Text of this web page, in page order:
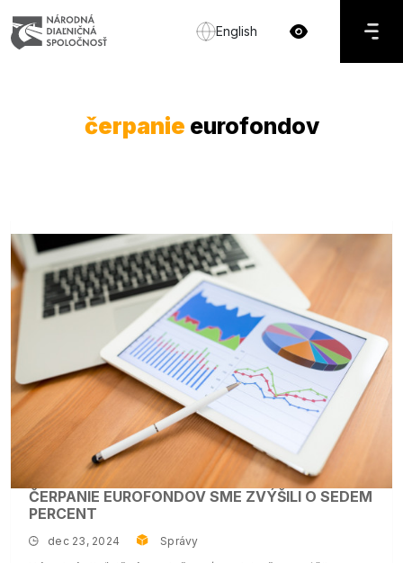
English
čerpanie eurofondov
ČERPANIE EUROFONDOV SME ZVÝŠILI O SEDEM
PERCENT
dec 23, 2024 Správy